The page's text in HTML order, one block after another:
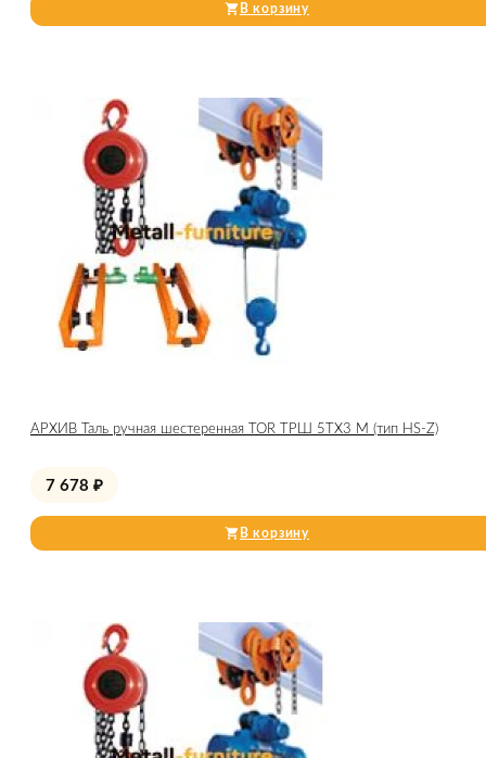
В корзину
АРХИВ Таль ручная шестеренная TOR ТРШ 5ТХ3 М (тип HS-Z)
7 678 ₽
В корзину